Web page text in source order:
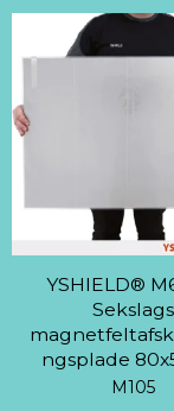
YSHIELD®
Sekslags
ngsplade
M105